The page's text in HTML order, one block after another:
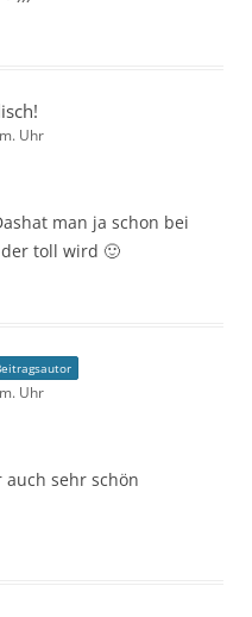
Uhr
man ja schon bei
toll wird 🙂
Uhr
auch sehr schön